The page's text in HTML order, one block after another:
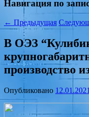
Навигация по
← Предыдущая
В ОЭЗ
производство
Опубликовано 12.01.2021